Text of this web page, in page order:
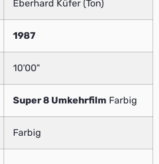
Eberhard Küfer (Ton)
1987
10'00"
Super 8 Umkehrfilm Farbig
Farbig